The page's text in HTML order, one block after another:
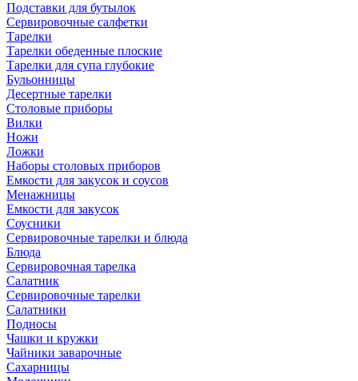
Подставки для бутылок
Сервировочные салфетки
Тарелки
Тарелки обеденные плоские
Тарелки для супа глубокие
Бульонницы
Десертные тарелки
Столовые приборы
Вилки
Ножи
Ложки
Наборы столовых приборов
Емкости для закусок и соусов
Менажницы
Емкости для закусок
Соусники
Сервировочные тарелки и блюда
Блюда
Сервировочная тарелка
Салатник
Сервировочные тарелки
Салатники
Подносы
Чашки и кружки
Чайники заварочные
Сахарницы